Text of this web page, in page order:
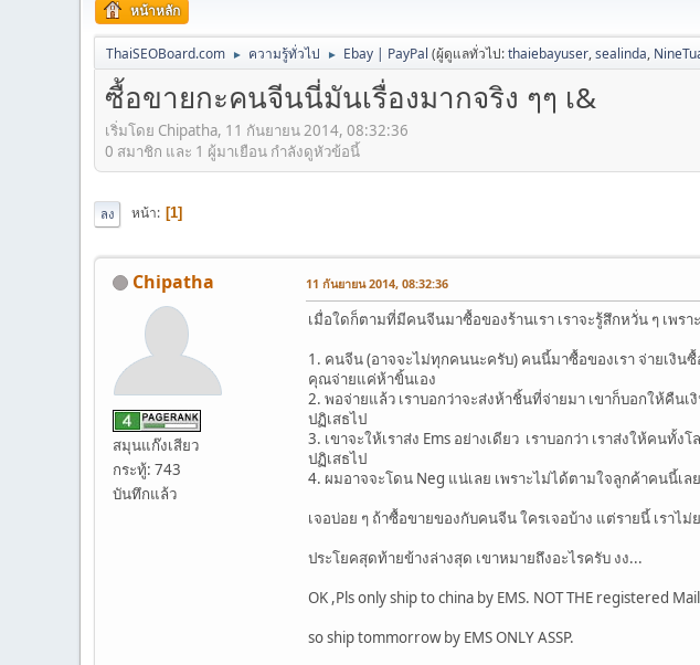
หน้าหลัก
ThaiSEOBoard.com ► ความรู้ทั่วไป ► Ebay | PayPal (ผู้ดูแลทั่วไป:thaiebayuser,sealinda,
ซื้อขายกะคนจีนนี่มันเรื่องมากจริง ๆๆ เ&
เริ่มโดย Chipatha, 11 กันยายน 2014, 08:32:36
0 สมาชิก และ 1 ผู้มาเยือน กำลังดูหัวข้อนี้
ลง หน้า 1
Chipatha
สมุนแก๊งเสียว
กระทู้: 743
บันทึกแล้ว
11 กันยายน 2014, 08:32:36
เมื่อใดก็ตามที่มีคนจีนมาซื้อของร้านเรา เราจะรู้สึกหวั่น ๆ เพร
1. คนจีน (อาจจะไม่ทุกคนนะครับ) คนนี้มาซื้อของเรา จ่ายเงิน
คุณจ่ายแค่ห้าขิ้นเอง
2. พอจ่ายแล้ว เราบอกว่าจะส่งห้าชิ้นที่จ่ายมา เขาก็บอกให้คืน
ปฏิเสธไป
3. เขาจะให้เราส่ง Ems อย่างเดียว เราบอกว่า เราส่งให้คนทั้
ปฏิเสธไป
4. ผมอาจจะโดน Neg แน่เลย เพราะไม่ได้ตามใจลูกค้าคนนี้เลย
เจอบ่อย ๆ ถ้าซื้อขายของกับคนจีน ใครเจอบ้าง แต่รายนี้ เราไ
ประโยคสุดท้ายข้างล่างสุด เขาหมายถึงอะไรครับ งง...
OK ,Pls only ship to china by EMS. NOT THE registered Mail
so ship tommorrow by EMS ONLY ASSP.